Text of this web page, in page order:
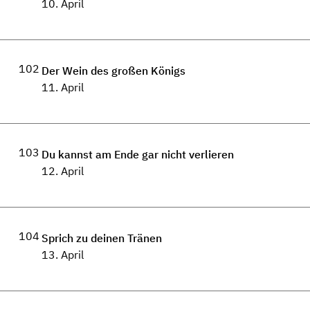
10. April
102 Der Wein des großen Königs
11. April
103 Du kannst am Ende gar nicht verlieren
12. April
104 Sprich zu deinen Tränen
13. April